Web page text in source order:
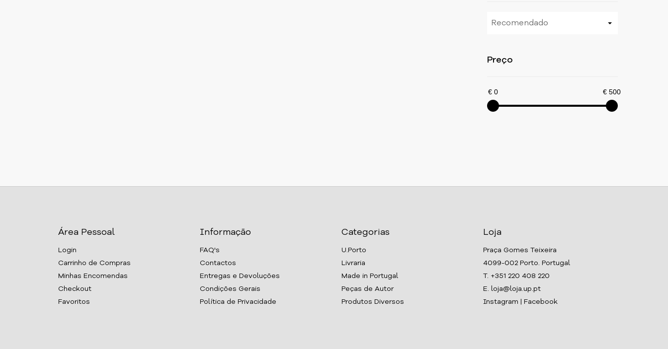
Recomendado
Preço
€ 0 € 500
Área Pessoal
Login
Carrinho de Compras
Minhas Encomendas
Checkout
Favoritos
Informação
FAQ's
Contactos
Entregas e Devoluções
Condições Gerais
Política de Privacidade
Categorias
U.Porto
Livraria
Made in Portugal
Peças de Autor
Produtos Diversos
Loja
Praça Gomes Teixeira
4099-002 Porto. Portugal
T. +351 220 408 220
E. loja@loja.up.pt
Instagram
Facebook